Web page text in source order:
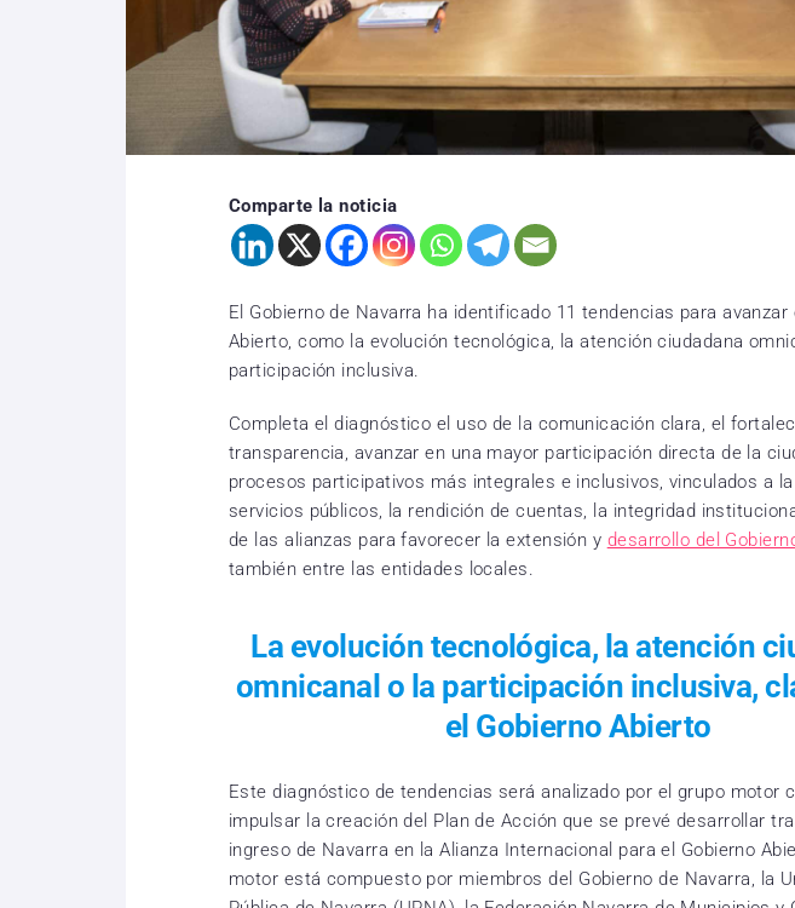
Comparte la noticia
El Gobierno de Navarra ha identificado 11 tendencias para avanzar
Abierto, como la evolución tecnológica, la atención ciudadana
participación inclusiva.
Completa el diagnóstico el uso de la comunicación clara, el
transparencia, avanzar en una mayor participación directa de la
procesos participativos más integrales e inclusivos, vinculados a
servicios públicos, la rendición de cuentas, la integridad
de las alianzas para favorecer la extensión y desarrollo del
también entre las entidades locales.
La evolución tecnológica, la atención
omnicanal o la participación inclusiva,
el Gobierno Abierto
Este diagnóstico de tendencias será analizado por el grupo motor
impulsar la creación del Plan de Acción que se prevé desarrollar
ingreso de Navarra en la Alianza Internacional para el Gobierno
motor está compuesto por miembros del Gobierno de Navarra, la